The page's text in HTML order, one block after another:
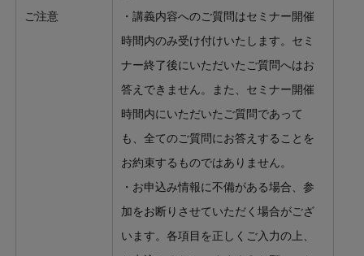
ご注意
・講義内容へのご質問はセミナー開催
時間内のみ受け付けいたします。セミ
ナー終了後にいただいたご質問へはお
答えできません。また、セミナー開催
時間内にいただいたご質問であって
も、全てのご質問にお答えすることを
お約束するものではありません。
・お申込み情報に不備がある場合、参
加をお断りさせていただく場合がござ
います。各項目を正しくご入力の上、